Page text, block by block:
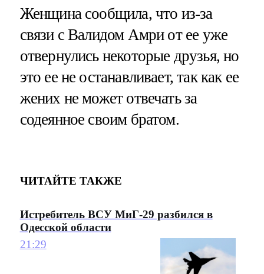
Женщина сообщила, что из-за
связи с Валидом Амри от ее уже
отвернулись некоторые друзья, но
это ее не останавливает, так как ее
жених не может отвечать за
содеянное своим братом.
ЧИТАЙТЕ ТАКЖЕ
Истребитель ВСУ МиГ-29 разбился в
Одесской области
21:29